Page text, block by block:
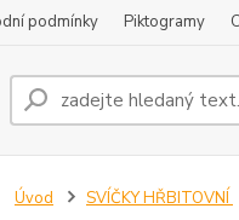
podmínky Piktogramy
Úvod SVÍČKY HŘBITOVNÍ